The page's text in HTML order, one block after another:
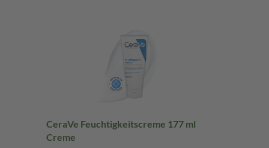
CeraVe Feuchtigkeitscreme 177 ml
Creme